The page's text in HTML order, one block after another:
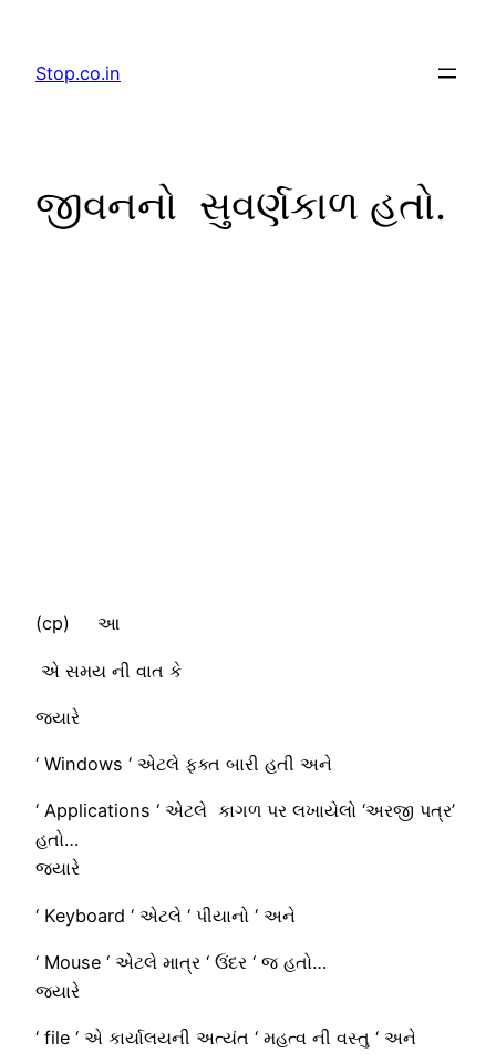
content
Stop.co.in
જીવનનો સુવર્ણકાળ હતો.
​(cp) આ
એ સમય ની વાત કે
જ્યારે
‘ Windows ‘ એટલે ફક્ત બારી હતી અને
‘ Applications ‘ એટલે કાગળ પર લખાયેલો ‘અરજી પત્ર’
હતો…
જ્યારે
‘ Keyboard ‘ એટલે ‘ પીયાનો ‘ અને
‘ Mouse ‘ એટલે માત્ર ‘ ઉંદર ‘ જ હતો…
જ્યારે
‘ file ‘ એ કાર્યાલયની અત્યંત ‘ મહત્વ ની વસ્તુ ‘ અને